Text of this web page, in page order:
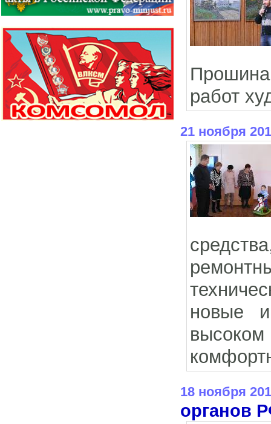
работ
21 ноября
новые
18 ноября
органов